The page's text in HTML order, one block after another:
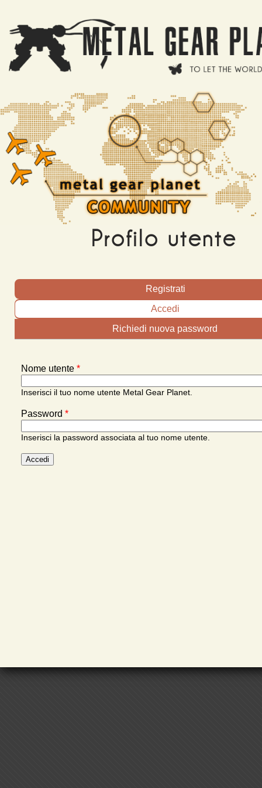
Profilo utente
Schede primarie
Registrati
Accedi
Richiedi nuova password
Nome utente *
Inserisci il tuo nome utente Metal Gear Planet.
Password *
Inserisci la password associata al tuo nome utente.